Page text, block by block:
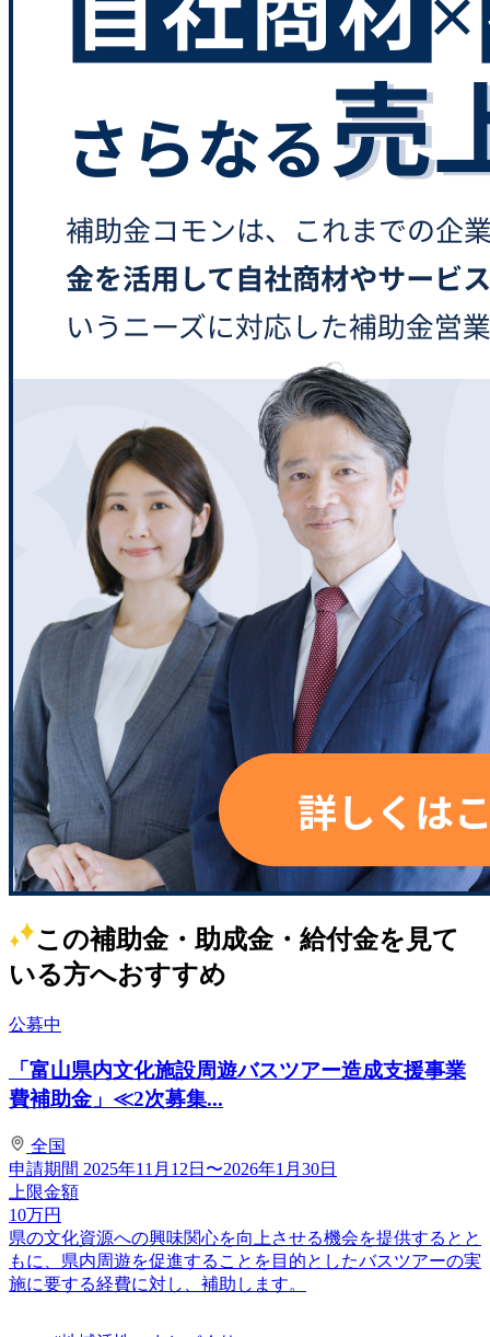
この補助金・助成金・給付金を見て
いる方へおすすめ
公募中
「富山県内文化施設周遊バスツアー造成支援事業
費補助金」≪2次募集...
全国
申請期間 2025年11月12日〜2026年1月30日
上限金額
10万円
県の文化資源への興味関心を向上させる機会を提供するとと
もに、県内周遊を促進することを目的としたバスツアーの実
施に要する経費に対し、補助します。